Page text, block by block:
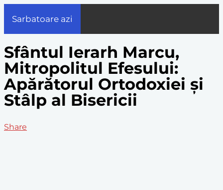
Sarbatoare azi
Sfântul Ierarh Marcu,
Mitropolitul Efesului:
Apărătorul Ortodoxiei și
Stâlp al Bisericii
Share